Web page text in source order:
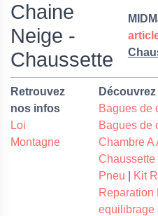
Chaine
Neige -
Chaussette
Retrouvez
nos infos
Loi
Montagne
Bagues de
Bagues de
Chambre A
Pneu
Kit
Reparation
equilibrage